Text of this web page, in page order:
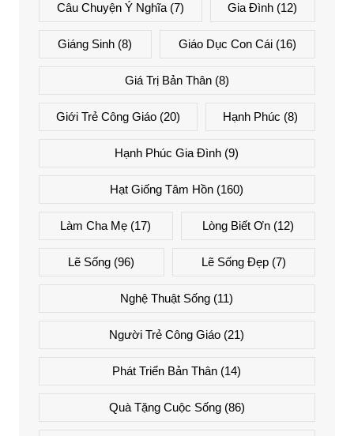
Câu Chuyện Ý Nghĩa(7) Gia Đình (12)
Giáng Sinh (8) Giáo Dục Con Cái(16)
Giá Trị Bản Thân(8)
Giới Trẻ Công Giáo(20) Hạnh Phúc (8)
Hạnh Phúc Gia Đình (9)
Hạt Giống Tâm Hồn (160)
Làm Cha Mẹ (17) Lòng Biết Ơn(12)
Lẽ Sống (96) Lẽ Sống Đẹp(7)
Nghệ Thuật Sống (11)
Người Trẻ Công Giáo (21)
Phát Triển Bản Thân (14)
Quà Tặng Cuộc Sống(86)